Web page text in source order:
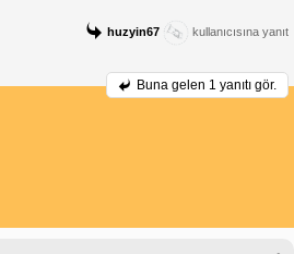
huzyin67 kullanıcısına yanıt
Buna gelen 1 yanıtı gör.